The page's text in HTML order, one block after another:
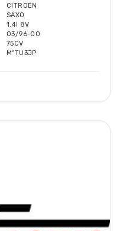
CITROËN
SAXO
1.4I 8V
03/96-00
75CV
MºTU3JP